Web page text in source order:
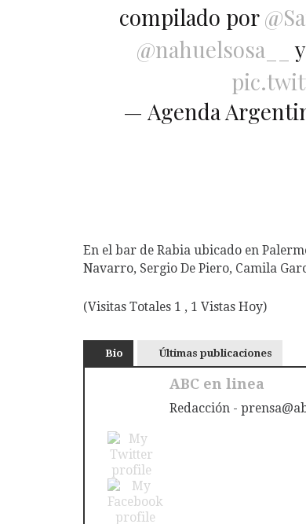
compilado por
@nahuelsosa__
— Agenda
En el bar de Rabia ubicado en
Navarro, Sergio De Piero, Camila
(Visitas Totales 1 , 1 Vistas Hoy)
Bio Últimas publicaciones
ABC en linea
Redacción -